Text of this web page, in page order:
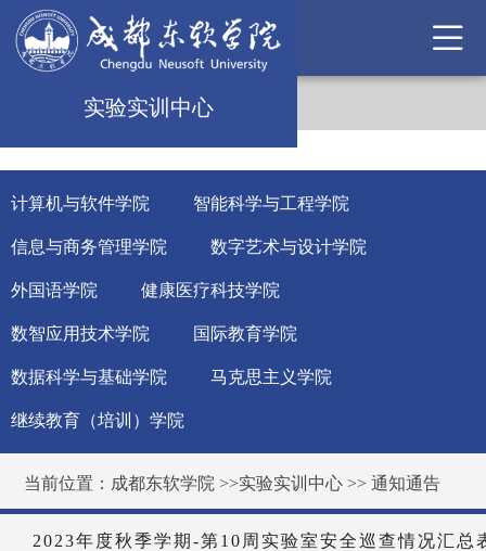
实验实训中心
计算机与软件学院 智能科学与工程学院
信息与商务管理学院 数字艺术与设计学院
外国语学院 健康医疗科技学院
数智应用技术学院 国际教育学院
数据科学与基础学院 马克思主义学院
继续教育（培训）学院
当前位置： 成都东软学院 >>实验实训中心 >>通知通告
2023年度秋季学期-第10周实验室安全巡查情况汇总